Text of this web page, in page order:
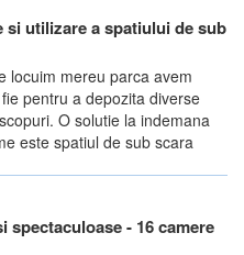
si utilizare a spatiului de sub
locuim mereu parca avem
pentru a depozita diverse
O solutie la indemana
este spatiul de sub scara
- 16 camere